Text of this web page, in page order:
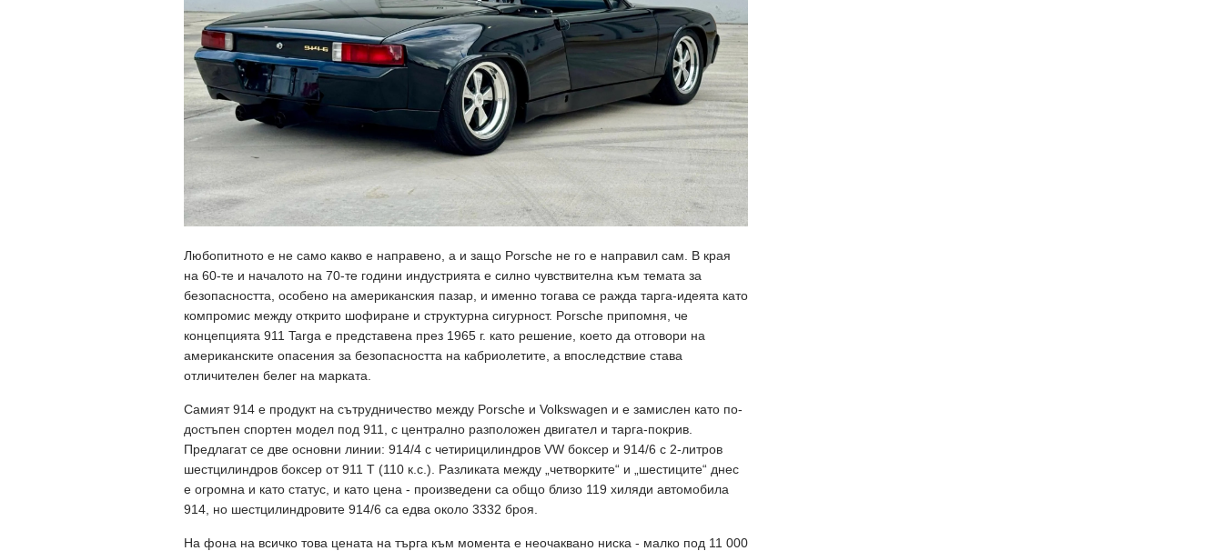
Любопитното е не само какво е направено, а и защо Porsche не го е направил сам. В края
на 60-те и началото на 70-те години индустрията е силно чувствителна към темата за
безопасността, особено на американския пазар, и именно тогава се ражда тарга-идеята като
компромис между открито шофиране и структурна сигурност. Porsche припомня, че
концепцията 911 Targa е представена през 1965 г. като решение, което да отговори на
американските опасения за безопасността на кабриолетите, а впоследствие става
отличителен белег на марката.
Самият 914 е продукт на сътрудничество между Porsche и Volkswagen и е замислен като по-
достъпен спортен модел под 911, с централно разположен двигател и тарга-покрив.
Предлагат се две основни линии: 914/4 с четирицилиндров VW боксер и 914/6 с 2-литров
шестцилиндров боксер от 911 T (110 к.с.). Разликата между „четворките“ и „шестиците“ днес
е огромна и като статус, и като цена - произведени са общо близо 119 хиляди автомобила
914, но шестцилиндровите 914/6 са едва около 3332 броя.
На фона на всичко това цената на търга към момента е неочаквано ниска - малко под 11 000